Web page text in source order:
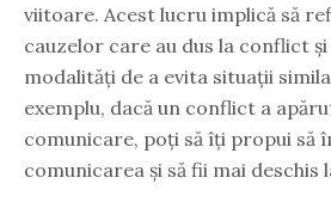
viitoare. Acest lucru implică să
cauzelor care au dus la conflict
modalități de a evita situații
exemplu, dacă un conflict a
comunicare, poți să îți propui să
comunicarea și să fii mai deschis